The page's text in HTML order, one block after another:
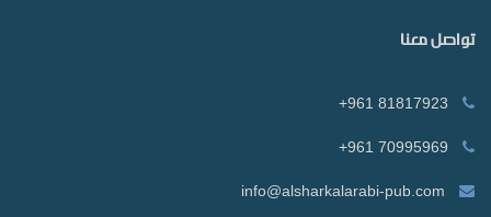
تواصل معنا
+961 81817923
+961 70995969
info@alsharkalarabi-pub.com